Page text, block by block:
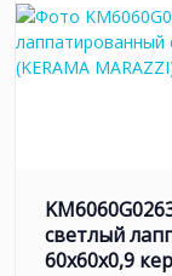
светлый
60x60x0,9